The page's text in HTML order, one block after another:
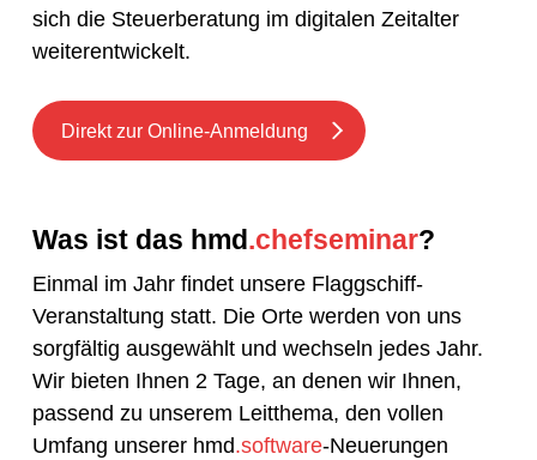
sich die Steuerberatung im digitalen Zeitalter
weiterentwickelt.
Direkt zur Online-Anmeldung
Was ist das hmd.chefseminar?
Einmal im Jahr findet unsere Flaggschiff-
Veranstaltung statt. Die Orte werden von uns
sorgfältig ausgewählt und wechseln jedes Jahr.
Wir bieten Ihnen 2 Tage, an denen wir Ihnen,
passend zu unserem Leitthema, den vollen
Umfang unserer hmd.software-Neuerungen